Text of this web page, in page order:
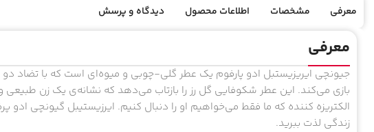
معرفی مشخصات اطلاعات محصول دیدگاه و پرسش
معرفی
جیونچی ایریزیستبل ادو پارفوم یک عطر گلی-چوبی و میوه‌ای است که با تضاد
بازی می‌کند. این عطر شکوفایی گل رز را بازتاب می‌دهد که نشانه‌ی یک زن طبیعی
الکتریزه کننده که ما فقط می‌خواهیم او را دنبال کنیم. ایرزیستیبل گیونچی ادو
زندگی لذت ببرید.